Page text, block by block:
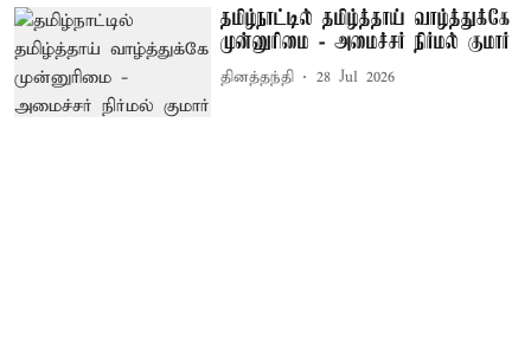
தமிழ்நாட்டில் தமிழ்த்தாய் வாழ்த்துக்கே
முன்னுரிமை - அமைச்சர் நிர்மல் குமார்
தினத்தந்தி 28 Jul 2026